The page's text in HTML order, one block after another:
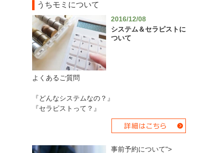
うちモミについて
2016/12/08
システム＆セラピストに
ついて
よくあるご質問
『どんなシステムなの？』
『セラピストって？』
事前予約について">